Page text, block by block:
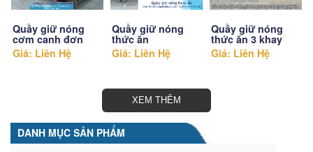
Quầy giữ nóng
cơm canh đơn
Giá: Liên Hệ
Quầy giữ nóng
thức ăn
Giá: Liên Hệ
Quầy giữ nóng
thức ăn 3 khay
Giá: Liên Hệ
XEM THÊM
DANH MỤC SẢN PHẨM